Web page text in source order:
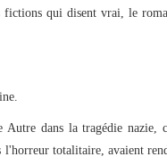
qui disent vrai, le
dans la tragédie nazie,
totalitaire, avaient